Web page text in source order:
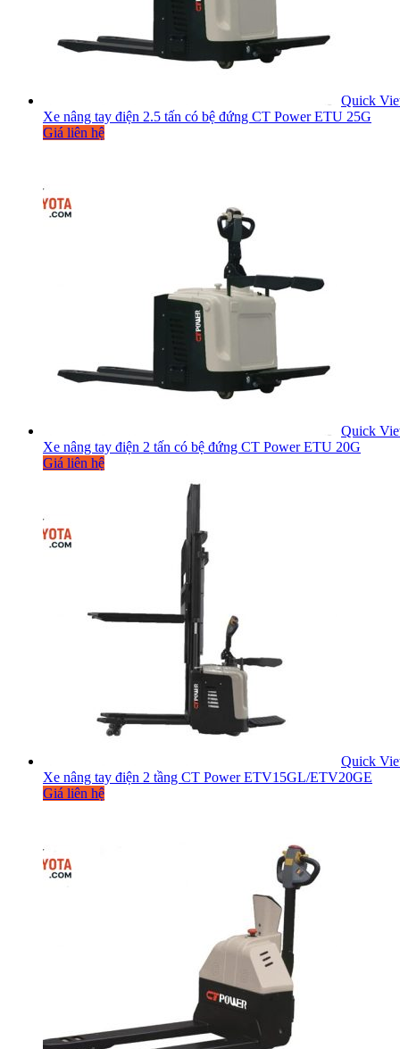
Quick
Xe nâng tay điện 2.5 tấn có bệ đứng CT Power ETU 25G
Giá liên hệ
Quick
Xe nâng tay điện 2 tấn có bệ đứng CT Power ETU 20G
Giá liên hệ
Quick
Xe nâng tay điện 2 tầng CT Power ETV15GL/ETV20GE
Giá liên hệ